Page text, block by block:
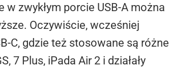
zwykłym porcie USB-A można
Oczywiście, wcześniej
C, gdzie też stosowane są różne
7 Plus, iPada Air 2 i działały